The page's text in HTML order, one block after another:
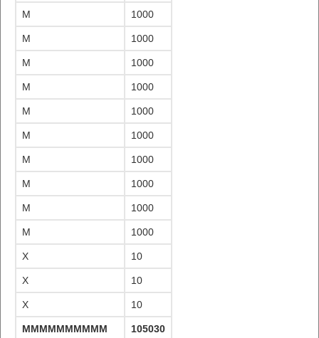
M 1000
M 1000
M 1000
M 1000
M 1000
M 1000
M 1000
M 1000
M 1000
M 1000
X 10
X 10
X 10
105030